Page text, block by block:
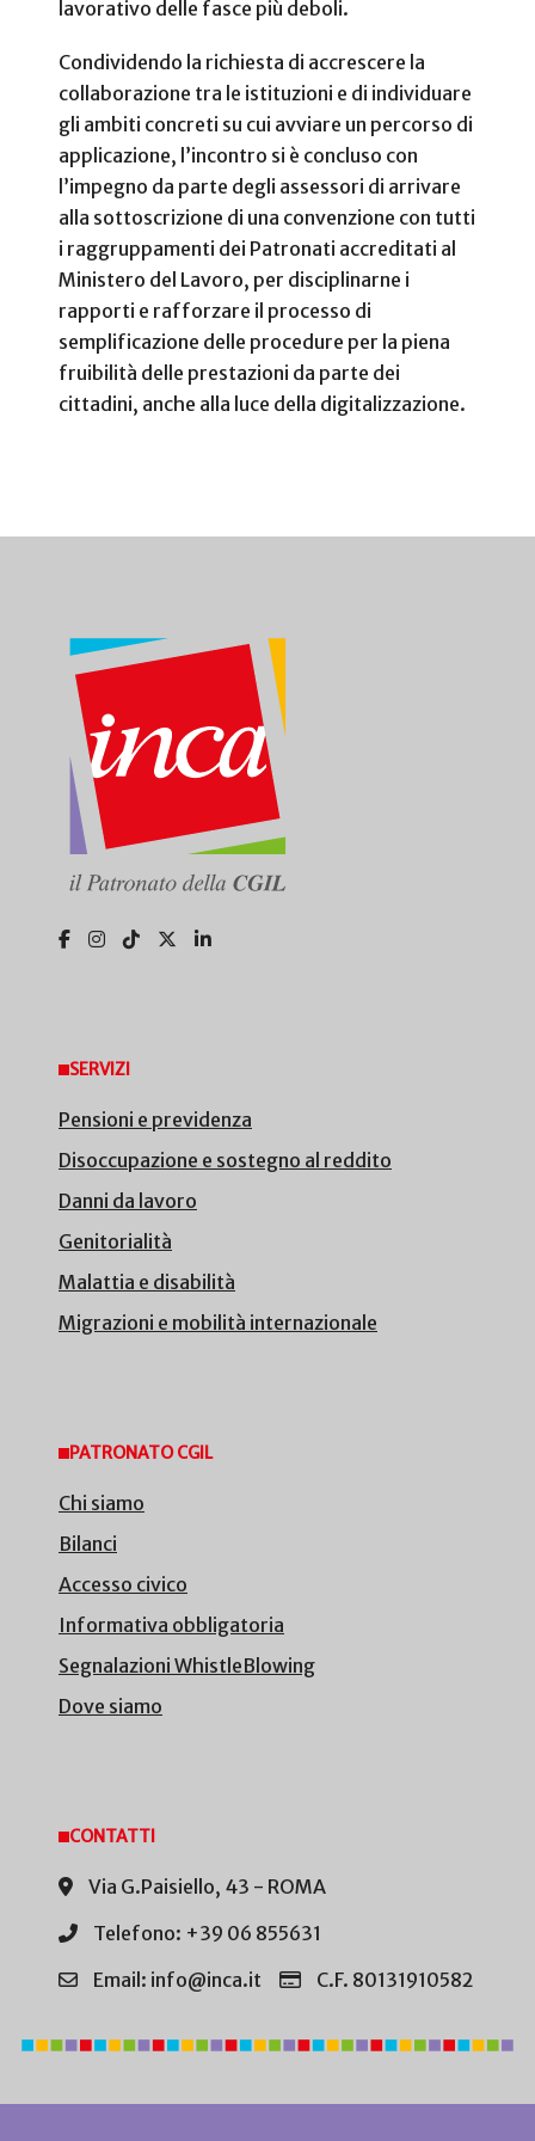
lavorativo delle fasce più deboli.
Condividendo la richiesta di accrescere la
collaborazione tra le istituzioni e di individuare
gli ambiti concreti su cui avviare un percorso di
applicazione, l’incontro si è concluso con
l’impegno da parte degli assessori di arrivare
alla sottoscrizione di una convenzione con tutti
i raggruppamenti dei Patronati accreditati al
Ministero del Lavoro, per disciplinarne i
rapporti e rafforzare il processo di
semplificazione delle procedure per la piena
fruibilità delle prestazioni da parte dei
cittadini, anche alla luce della digitalizzazione.
SERVIZI
Pensioni e previdenza
Disoccupazione e sostegno al reddito
Danni da lavoro
Genitorialità
Malattia e disabilità
Migrazioni e mobilità internazionale
PATRONATO CGIL
Chi siamo
Bilanci
Accesso civico
Informativa obbligatoria
Segnalazioni WhistleBlowing
Dove siamo
CONTATTI
Via G.Paisiello, 43 - ROMA
Telefono: +39 06 855631
Email: info@inca.it
C.F. 80131910582